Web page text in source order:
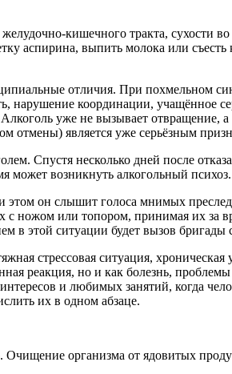
кишечного тракта, сухости
аспирина, выпить молока или
отличия. При похмельном
нарушение координации, учащённое
уже не вызывает отвращение,
отмены) является уже серьёзным
Спустя несколько дней после
может возникнуть алкогольный психоз.
этом он слышит голоса мнимых
с ножом или топором, принимая их за
в этой ситуации будет вызов
стрессовая ситуация,
реакция, но и как болезнь,
и любимых занятий, когда
их в одном абзаце.
организма от ядовитых